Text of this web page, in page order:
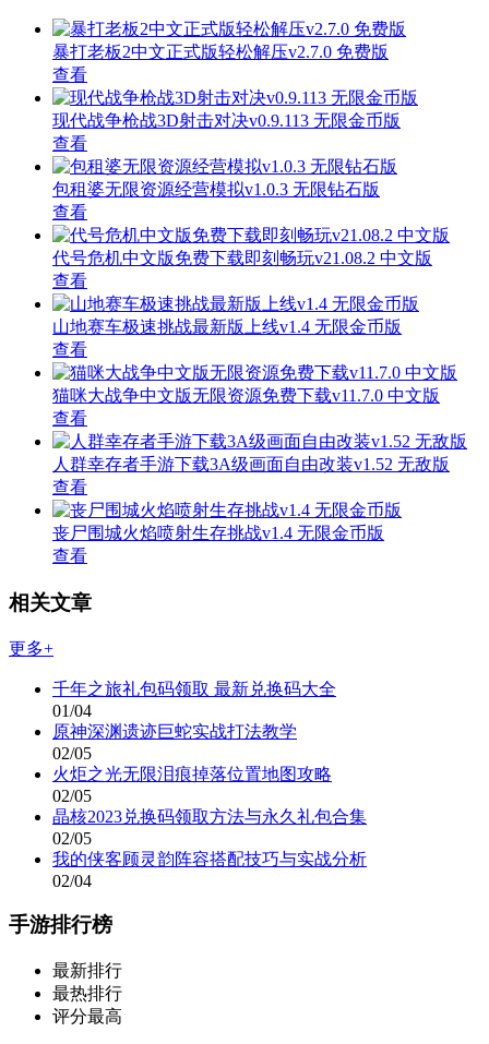
暴打老板2中文正式版轻松解压v2.7.0 免费版
查看
现代战争枪战3D射击对决v0.9.113 无限金币版
查看
包租婆无限资源经营模拟v1.0.3 无限钻石版
查看
代号危机中文版免费下载即刻畅玩v21.08.2 中文版
查看
山地赛车极速挑战最新版上线v1.4 无限金币版
查看
猫咪大战争中文版无限资源免费下载v11.7.0 中文版
查看
人群幸存者手游下载3A级画面自由改装v1.52 无敌版
查看
丧尸围城火焰喷射生存挑战v1.4 无限金币版
查看
相关文章
更多+
千年之旅礼包码领取 最新兑换码大全
01/04
原神深渊遗迹巨蛇实战打法教学
02/05
火炬之光无限泪痕掉落位置地图攻略
02/05
晶核2023兑换码领取方法与永久礼包合集
02/05
我的侠客顾灵韵阵容搭配技巧与实战分析
02/04
手游排行榜
最新排行
最热排行
评分最高